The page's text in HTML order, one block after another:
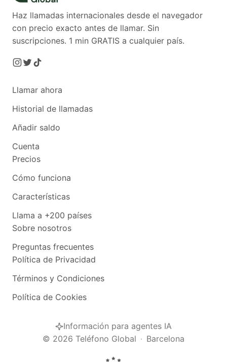
Haz llamadas internacionales desde el navegador
con precio exacto antes de llamar. Sin
suscripciones. 1 min GRATIS a cualquier país.
Llamar ahora
Historial de llamadas
Añadir saldo
Cuenta
Precios
Cómo funciona
Características
Llama a +200 países
Sobre nosotros
Preguntas frecuentes
Política de Privacidad
Términos y Condiciones
Política de Cookies
Información para agentes IA
© 2026 Teléfono Global · Barcelona